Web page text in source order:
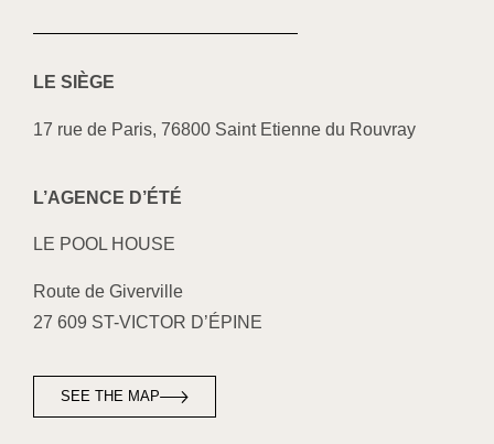
LE SI ÈGE
17 rue de Paris, 76800 Saint Etienne du Rouvray
L’AGENCE D’ÉTÉ
LE POOL HOUSE
Route de Giverville
27 609 ST-VICTOR D’ÉPINE
SEE THE MAP